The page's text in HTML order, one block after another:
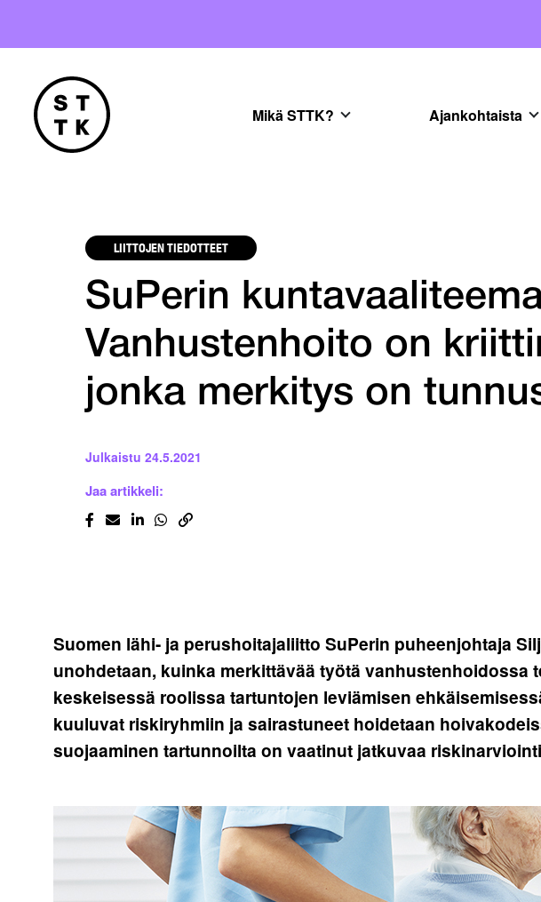
Mikä STTK? Ajankohtaista
LIITTOJEN TIEDOTTEET
SuPerin
Vanhustenhoito on
jonka merkitys on
Julkaistu 24.5.2021
Jaa artikkeli:
Suomen lähi- ja perushoitajaliitto SuPerin puheenjohtaja
unohdetaan, kuinka merkittävää työtä
keskeisessä roolissa tartuntojen leviämisen
kuuluvat riskiryhmiin ja sairastuneet hoidetaan
suojaaminen tartunnoilta on vaatinut jatkuvaa